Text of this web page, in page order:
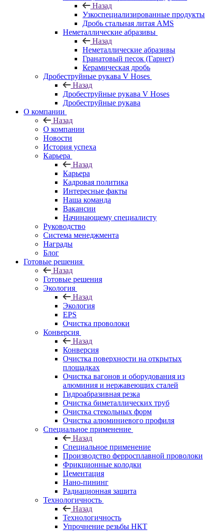
Назад
Узкоспециализированные продукты
Дробь стальная литая AMS
Неметаллические абразивы
Назад
Неметаллические абразивы
Гранатовый песок (Гарнет)
Керамическая дробь
Дробеструйные рукава V Hoses
Назад
Дробеструйные рукава V Hoses
Дробеструйные рукава
О компании
Назад
О компании
Новости
История успеха
Карьера
Назад
Карьера
Кадровая политика
Интересные факты
Наша команда
Вакансии
Начинающему специалисту
Руководство
Система менеджмента
Награды
Блог
Готовые решения
Назад
Готовые решения
Экология
Назад
Экология
EPS
Очистка проволоки
Конверсия
Назад
Конверсия
Очистка поверхности на открытых
площадках
Очистка вагонов и оборудования из
алюминия и нержавеющих сталей
Гидроабразивная резка
Очистка биметаллических труб
Очистка стекольных форм
Очистка алюминиевого профиля
Специальное применение
Назад
Специальное применение
Производство ферросплавной проволоки
Фрикционные колодки
Цементация
Нано-пининг
Радиационная защита
Технологичность
Назад
Технологичность
Упрочнение резьбы НКТ